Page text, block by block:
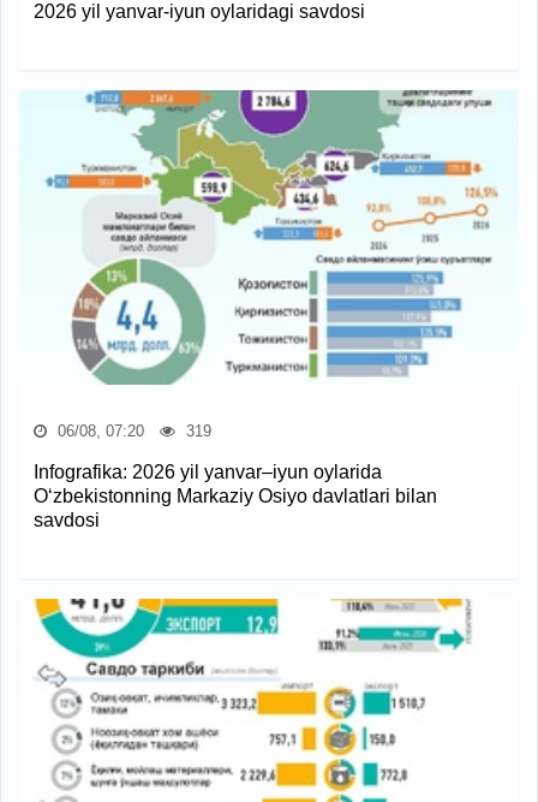
2026 yil yanvar-iyun oylaridagi savdosi
06/08, 07:20 319
Infografika: 2026 yil yanvar–iyun oylarida
O‘zbekistonning Markaziy Osiyo davlatlari bilan
savdosi